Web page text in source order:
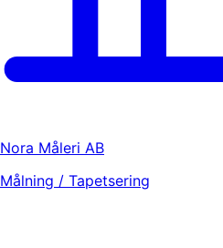
Nora Måleri AB
Målning / Tapetsering